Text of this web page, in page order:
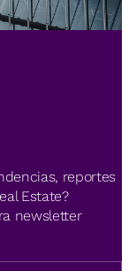
reportes
Estate?
newsletter